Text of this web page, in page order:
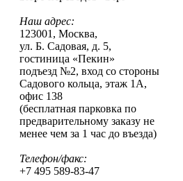
Наш адрес:
123001 , Москва,
ул. Б. Садовая, д. 5,
гостиница «Пекин»
подъезд №2, вход со стороны
Садового кольца, этаж 1А,
офис 138
(бесплатная парковка по
предварительному заказу не
менее чем за 1 час до въезда)
Телефон/факс:
+7 495 589-83-47